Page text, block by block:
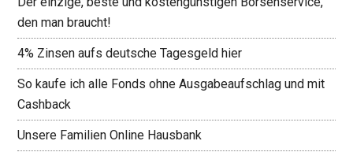
den man braucht!
4% Zinsen aufs deutsche Tagesgeld hier
So kaufe ich alle Fonds ohne Ausgabeaufschlag und mit
Cashback
Unsere Familien Online Hausbank